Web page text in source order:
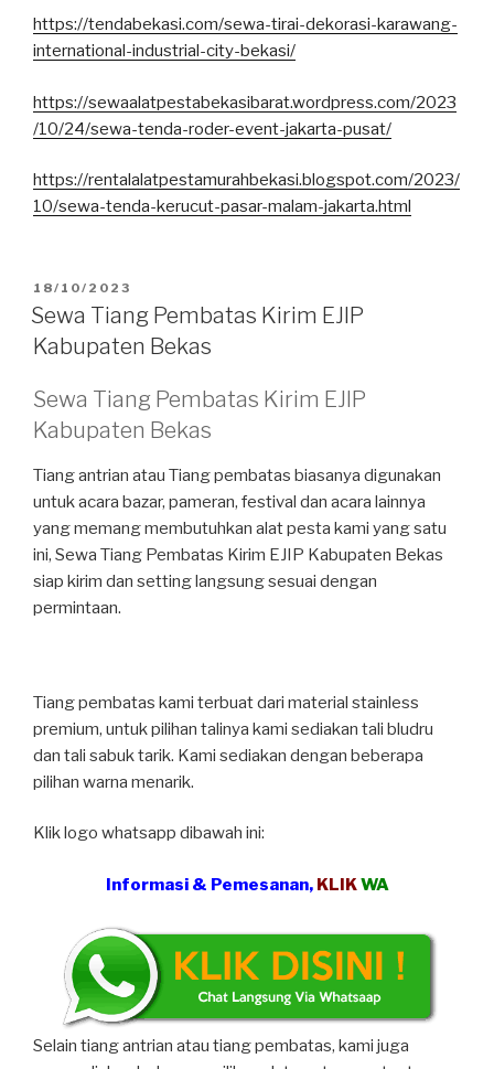
https://tendabekasi.com/sewa-tirai-dekorasi-karawang-
international-industrial-city-bekasi/
https://sewaalatpestabekasibarat.wordpress.com/2023
/10/24/sewa-tenda-roder-event-jakarta-pusat/
https://rentalalatpestamurahbekasi.blogspot.com/2023/
10/sewa-tenda-kerucut-pasar-malam-jakarta.html
DIPOSKAN
PADA
18/10/2023
Sewa Tiang Pembatas Kirim EJIP
Kabupaten Bekas
Sewa Tiang Pembatas Kirim EJIP
Kabupaten Bekas
Tiang antrian atau Tiang pembatas biasanya digunakan
untuk acara bazar, pameran, festival dan acara lainnya
yang memang membutuhkan alat pesta kami yang satu
ini, Sewa Tiang Pembatas Kirim EJIP Kabupaten Bekas
siap kirim dan setting langsung sesuai dengan
permintaan.
Tiang pembatas kami terbuat dari material stainless
premium, untuk pilihan talinya kami sediakan tali bludru
dan tali sabuk tarik. Kami sediakan dengan beberapa
pilihan warna menarik.
Klik logo whatsapp dibawah ini:
Informasi & Pemesanan, KLIKWA
Selain tiang antrian atau tiang pembatas, kami juga